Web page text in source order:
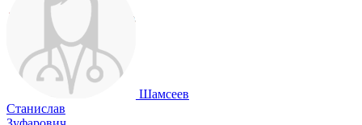
Шамсеев
Станислав